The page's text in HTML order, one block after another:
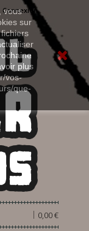
vous
sur
plus
vos-
que-
Connexion
0,00 €
|